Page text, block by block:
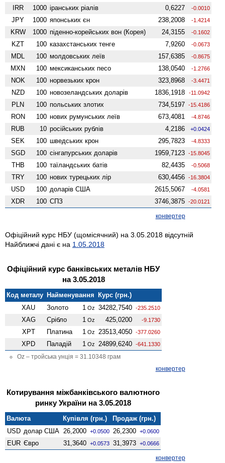
IRR 1000 іранських ріалів 0,6227 -0.0010
JPY 1000 японських єн 238,2008 -1.4214
KRW 1000 піденно-корейських вон (Корея) 24,3155 -0.1602
KZT 100 казахстанських тенге 7,9260 -0.0673
MDL 100 молдовських леїв 157,6385 -0.8675
MXN 100 мексиканських песо 138,0540 -1.2766
NOK 100 норвезьких крон 323,8968 -3.4471
NZD 100 ново­зеландських доларів 1836,1918 -11.0942
PLN 100 польських злотих 734,5197 -15.4186
RON 100 нових румунських леїв 673,4081 -4.8746
RUB 10 російських рублів 4,2186 +0.0424
SEK 100 шведських крон 295,7823 -4.8333
SGD 100 сінгапурських доларів 1959,7123 -15.8045
THB 100 таїландських батів 82,4435 -0.5068
TRY 100 нових турецьких лір 630,4456 -16.3804
USD 100 доларів США 2615,5067 -4.0581
XDR 100 СПЗ 3746,3875 -20.0121
конвертер
Офіційний курс НБУ (щомісячний) на 3.05.2018 відсутній
Найближчі дані є на 1.05.2018
Офіційний курс банківських металів НБУ
на 3.05.2018
Код металу Найменування Курс (грн.)
XAU
Золото 1 Oz 34282,7540 -235.2510
XAG Срібло 1 Oz 425,0200 -9.1730
XPT Платина 1 Oz 23513,4050 -377.0260
XPD Паладій 1 Oz 24899,6240 -641.1330
Oz – тройська унція = 31.10348 грам
конвертер
Котирування міжбанківського валютного
ринку України на 3.05.2018
Валюта Купівля (грн.)
Продаж (грн.)
USD долар США 26,2000 +0.0500 26,2300 +0.0600
EUR Євро 31,3640 +0.0573 31,3973 +0.0666
конвертер